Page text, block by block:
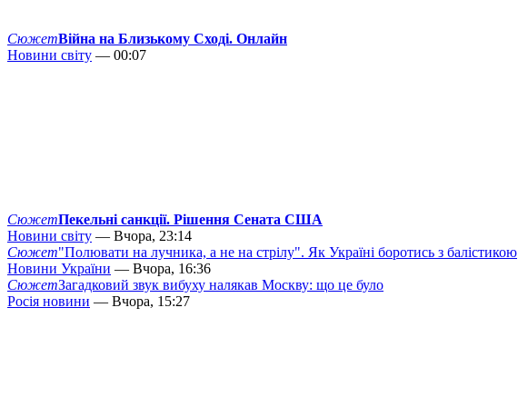
СюжетВійна на Близькому Сході. Онлайн
Новини світу — 00:07
СюжетПекельні санкції. Рішення Сената США
Новини світу — Вчора, 23:14
Сюжет"Полювати на лучника, а не на стрілу". Як Україні боротись з балістикою
Новини України — Вчора, 16:36
СюжетЗагадковий звук вибуху налякав Москву: що це було
Росія новини — Вчора, 15:27